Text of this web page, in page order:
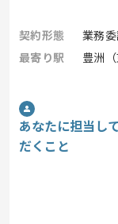
契約形態
業務委
最寄り駅
豊洲
あなたに担当し
だくこと